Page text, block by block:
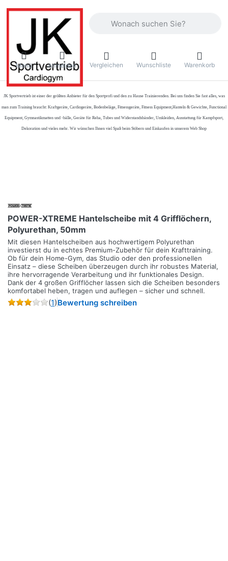
Menü Anmelden Vergleichen Wunschliste Warenkorb
JK Sportvertrieb ist einer der größten Anbieter für den Sportprofi und den zu Hause Trainierenden. Bei uns finden Sie fast alles, was
man zum Training braucht: Kraftgeräte, Cardiogeräte, Bodenbeläge, Fitnessgeräte, Fitness Equipment,Hanteln & Gewichte, Functional
Equipment, Gymnastikmatten und -bälle, Geräte für Reha, Tubes und Widerstandsbänder, Umkleiden, Ausstattung für Kampfsport,
Dekoration und vieles mehr. Wir wünschen Ihnen viel Spaß beim Stöbern und Einkaufen in unserem Web Shop
POWER-XTREME Hantelscheibe mit 4 Grifflöchern,
Polyurethan, 50mm
Mit diesen Hantelscheiben aus hochwertigem Polyurethan
investierst du in echtes Premium-Zubehör für dein Krafttraining.
Ob für dein Home-Gym, das Studio oder den professionellen
Einsatz – diese Scheiben überzeugen durch ihr robustes Material,
ihre hervorragende Verarbeitung und ihr funktionales Design.
Dank der 4 großen Grifflöcher lassen sich die Scheiben besonders
komfortabel heben, tragen und auflegen – sicher und schnell.
(1)Bewertung schreiben